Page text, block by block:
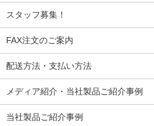
スタッフ募集！
FAX注文のご案内
配送方法・支払い方法
メディア紹介・当社製品ご紹介事例
当社製品ご紹介事例